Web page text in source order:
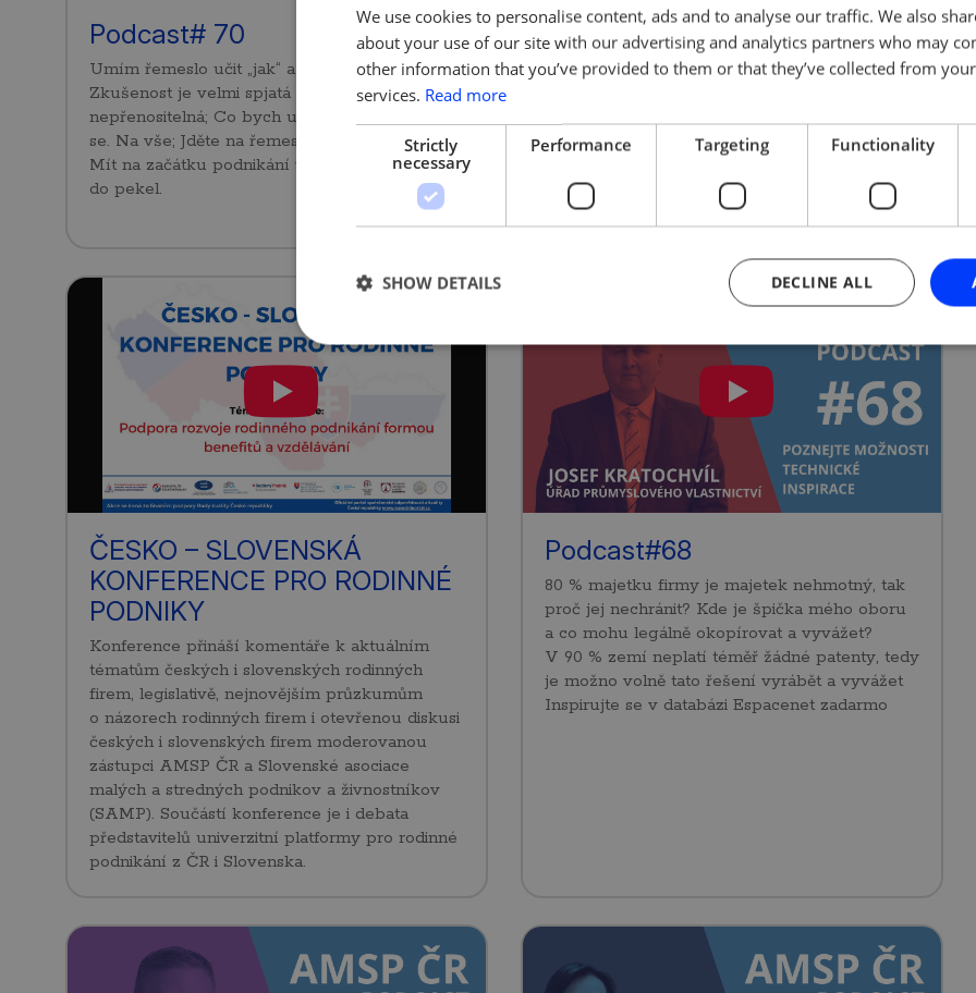
Podcast# 70
Umím řemeslo učit „jak“ a vysvětlit „proč“;
Zkušenost je velmi spjatá s prožitkem, proto je
nepřenositelná; Co bych udělal znova? – Ptát
se. Na vše; Jděte na řemeslo až jako dospělí! –
Mít na začátku podnikání větší peníze je cesta
do pekel.
Kudy na průmyslový vrchol?
Podnikatelé si začínají v této nelehké době
majetku většiny firem je majetek nehmotný –
na to s těmi nejpovolanějšími. Rady, tipy
a doporučení pro Vás.
ČESKO – SLOVENSKÁ
KONFERENCE PRO RODINNÉ
PODNIKY
Konference přináší komentáře k aktuálním
tématům českých i slovenských rodinných
firem, legislativě, nejnovějším průzkumům
o názorech rodinných firem i otevřenou diskusi
českých i slovenských firem moderovanou
zástupci AMSP ČR a Slovenské asociace
malých a stredných podnikov a živnostníkov
(SAMP). Součástí konference je i debata
představitelů univerzitní platformy pro rodinné
podnikání z ČR i Slovenska.
Podcast#68
80 % majetku firmy je majetek nehmotný, tak
proč jej nechránit? Kde je špička mého oboru
a co mohu legálně okopírovat a vyvážet?
V 90 % zemí neplatí téměř žádné patenty, tedy
je možno volně tato řešení vyrábět a vyvážet
Inspirujte se v databázi Espacenet zadarmo
We use cookies to personalise content, ads and to analyse our traffic. We also
about your use of our site with our advertising and analytics partners who may
other information that you’ve provided to them or that they’ve collected from
services. Read more
Strictly
necessary
Performance Targeting Functionality
DECLINE ALL
SHOW DETAILS